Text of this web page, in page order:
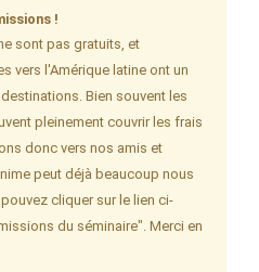
!
sont pas gratuits, et
vers l'Amérique latine ont un
Bien souvent les
pleinement couvrir les frais
donc vers nos amis et
peut déjà beaucoup nous
cliquer sur le lien ci-
du séminaire". Merci en